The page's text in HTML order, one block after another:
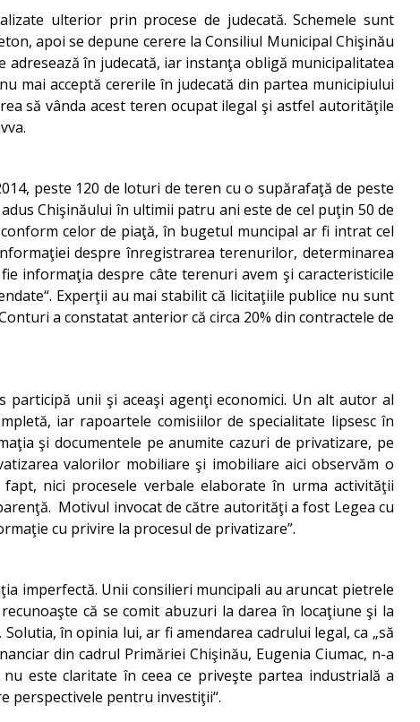
ulterior prin procese de judecată. Schemele sunt
apoi se depune cerere la Consiliul Municipal Chişinău
în judecată, iar instanţa obligă municipalitatea
mai acceptă cererile în judecată din partea municipiului
să vânda acest teren ocupat ilegal şi astfel autorităţile
peste 120 de loturi de teren cu o supărafaţă de peste
Chişinăului în ultimii patru ani este de cel puţin 50 de
celor de piaţă, în bugetul muncipal ar fi intrat cel
despre înregistrarea terenurilor, determinarea
informaţia despre câte terenuri avem şi caracteristicile
Experţii au mai stabilit că licitaţiile publice nu sunt
a constatat anterior că circa 20% din contractele de
unii şi aceaşi agenţi economici. Un alt autor al
iar rapoartele comisiilor de specialitate lipsesc în
şi documentele pe anumite cazuri de privatizare, pe
valorilor mobiliare şi imobiliare aici observăm o
nici procesele verbale elaborate în urma activităţii
Motivul invocat de către autorităţi a fost Legea cu
cu privire la procesul de privatizare”.
imperfectă. Unii consilieri muncipali au aruncat pietrele
că se comit abuzuri la darea în locaţiune şi la
în opinia lui, ar fi amendarea cadrului legal, ca „să
din cadrul Primăriei Chişinău, Eugenia Ciumac, n-a
este claritate în ceea ce priveşte partea industrială a
perspectivele pentru investiţii“.